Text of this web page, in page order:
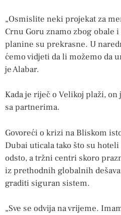
„Osmislite neki projekat za
Crnu Goru znamo zbog obale
planine su prekrasne. U
ćemo vidjeti da li možemo da
je Alabar.
Kada je riječ o Velikoj plaži, on
sa partnerima.
Govoreći o krizi na Bliskom
Dubai uticala tako što su
odsto, a tržni centri skoro
iz prethodnih globalnih
graditi siguran sistem.
„Sve se odvija na vrijeme.